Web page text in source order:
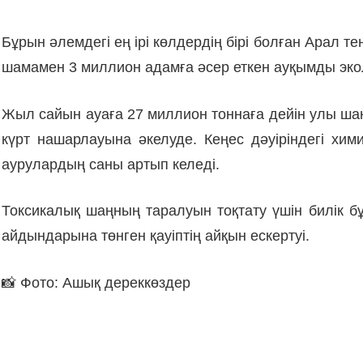
Бұрын әлемдегі ең ірі көлдердің бірі болған
шамамен 3 миллион адамға әсер еткен ауқымды
Жыл сайын ауаға 27 миллион тоннаға дейін улы
күрт нашарлауына әкелуде. Кеңес дәуіріндегі
аурулардың саны артып келеді.
Токсикалық шаңның таралуын тоқтату үшін билік
айдындарына төнген қауіптің айқын ескертуі.
📸 Фото: Ашық дереккөздер